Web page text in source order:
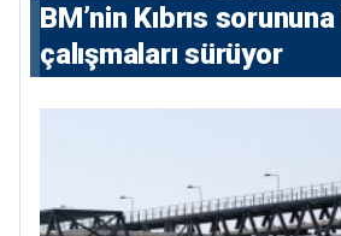
BM’nin Kıbrıs
çalışmaları sürüyor